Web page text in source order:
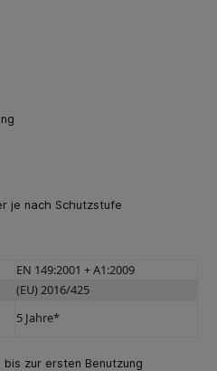
je nach Schutzstufe
EN 149:2001 + A1:2009
(EU) 2016/425
5 Jahre*
zur ersten Benutzung